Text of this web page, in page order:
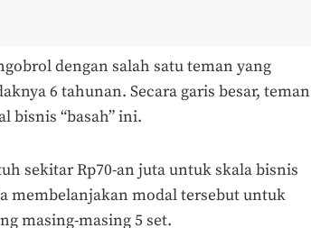
dengan salah satu teman yang
6 tahunan. Secara garis besar, teman
bisnis “basah” ini.
sekitar Rp70-an juta untuk skala bisnis
membelanjakan modal tersebut untuk
masing-masing 5 set.